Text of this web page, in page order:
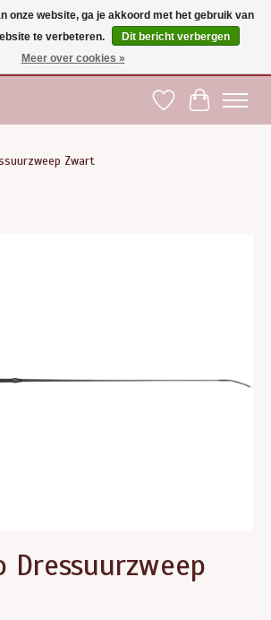
binnen BE - vanaf €100 naar EU | Voor 17:00 besteld is
+32 (0)51 21 27 00 |
Verlanglijst
Zwart
Dressuurzweep
onze website, ga je akkoord met het gebruik van
te verbeteren.
Dit bericht verbergen
Meer over cookies »